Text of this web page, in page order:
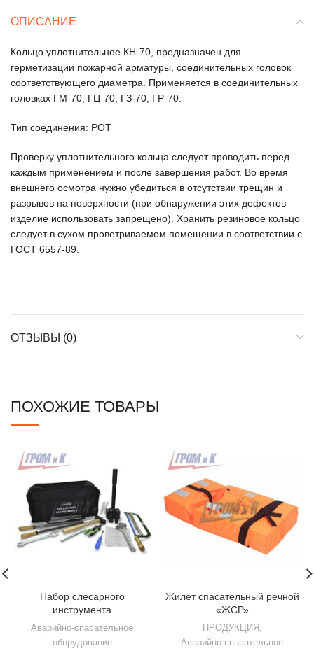
ОПИСАНИЕ
Кольцо уплотнительное КН-70, предназначен для
герметизации пожарной арматуры, соединительных головок
соответствующего диаметра. Применяется в соединительных
головках ГМ-70, ГЦ-70, ГЗ-70, ГР-70.
Тип соединения: РОТ
Проверку уплотнительного кольца следует проводить перед
каждым применением и после завершения работ. Во время
внешнего осмотра нужно убедиться в отсутствии трещин и
разрывов на поверхности (при обнаружении этих дефектов
изделие использовать запрещено). Хранить резиновое кольцо
следует в сухом проветриваемом помещении в соответствии с
ГОСТ 6557-89.
ОТЗЫВЫ (0)
ПОХОЖИЕ ТОВАРЫ
Набор слесарного
инструмента
Аварийно-спасательное
оборудование
Жилет спасательный речной
«ЖСР»
ПРОДУКЦИЯ ,
Аварийно-спасательное